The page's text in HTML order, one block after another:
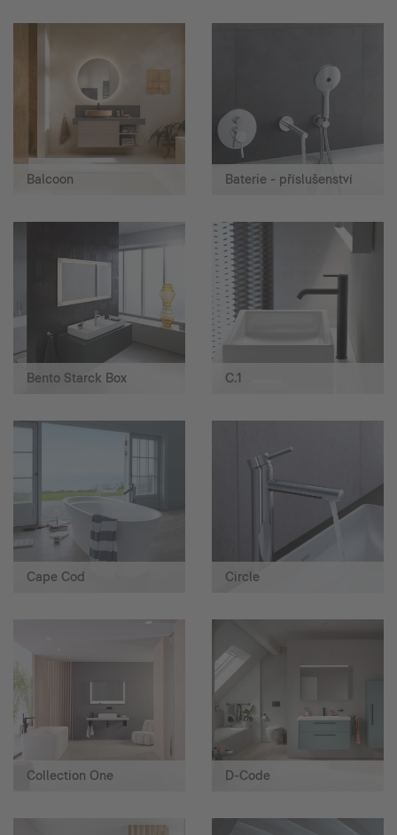
Balcoon Baterie - příslušenství
Bento Starck Box C.1
Cape Cod Circle
Collection One D-Code